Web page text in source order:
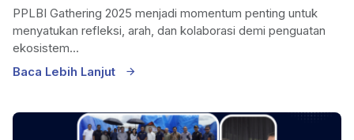
PPLBI Gathering 2025 menjadi momentum penting untuk
menyatukan refleksi, arah, dan kolaborasi demi penguatan
ekosistem...
Baca Lebih Lanjut